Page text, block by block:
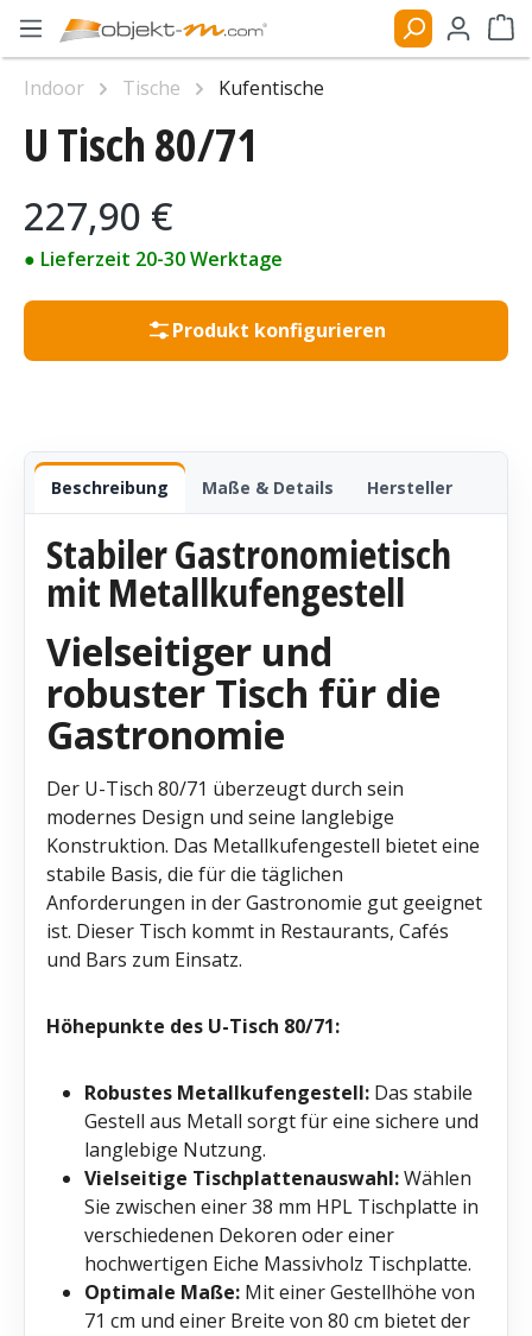
Zum Hauptinhalt springen
U Tisch 80/71
Regulärer Preis:
227,90 €
● Lieferzeit 20-30 Werktage
Produkt konfigurieren
Beschreibung Maße & Details Hersteller
Stabiler Gastronomietisch
mit Metallkufengestell
Vielseitiger und
robuster Tisch für die
Gastronomie
Der U-Tisch 80/71 überzeugt durch sein
modernes Design und seine langlebige
Konstruktion. Das Metallkufengestell bietet eine
stabile Basis, die für die täglichen
Anforderungen in der Gastronomie gut geeignet
ist. Dieser Tisch kommt in Restaurants, Cafés
und Bars zum Einsatz.
Höhepunkte des U-Tisch 80/71:
Robustes Metallkufengestell: Das stabile
Gestell aus Metall sorgt für eine sichere und
langlebige Nutzung.
Vielseitige Tischplattenauswahl:Wählen
Sie zwischen einer 38 mm HPL Tischplatte in
verschiedenen Dekoren oder einer
hochwertigen Eiche Massivholz Tischplatte.
Optimale Maße: Mit einer Gestellhöhe von
71 cm und einer Breite von 80 cm bietet der
Indoor Tische
Kufentische
Bildergalerie überspringen